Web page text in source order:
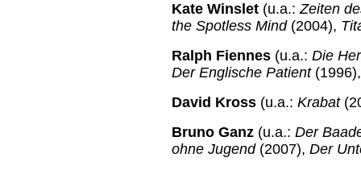
Kate Winslet (u.a.:Zeiten
the Spotless Mind(2004),
Ralph Fiennes (u.a.: Die
Der Englische Patient
David Kross (u.a.: Krabat
Bruno Ganz (u.a.: Der
ohne Jugend(2007), Der